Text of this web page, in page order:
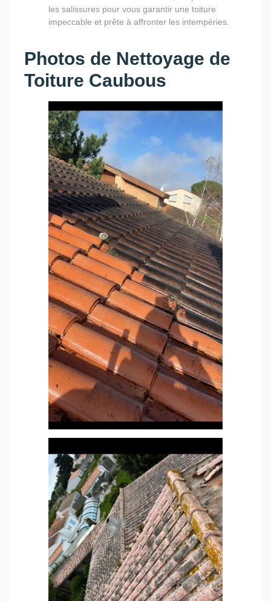
les salissures pour vous garantir une toiture
impeccable et prête à affronter les intempéries.
Photos de Nettoyage de
Toiture Caubous